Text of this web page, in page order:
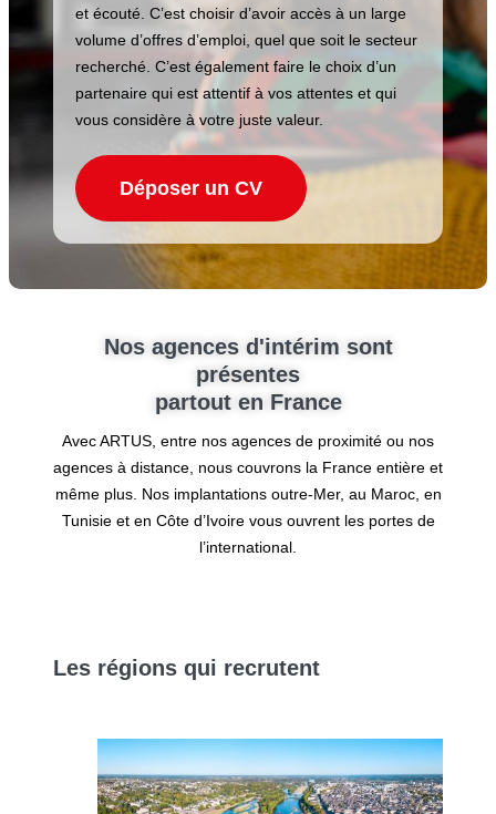
et écouté. C’est choisir d’avoir accès à un large
volume d’offres d’emploi, quel que soit le secteur
recherché. C’est également faire le choix d’un
partenaire qui est attentif à vos attentes et qui
vous considère à votre juste valeur.
Déposer un CV
Nos agences d'intérim sont
présentes
partout en France
Avec ARTUS, entre nos agences de proximité ou nos
agences à distance, nous couvrons la France entière et
même plus. Nos implantations outre-Mer, au Maroc, en
Tunisie et en Côte d’Ivoire vous ouvrent les portes de
l’international.
Les régions qui recrutent